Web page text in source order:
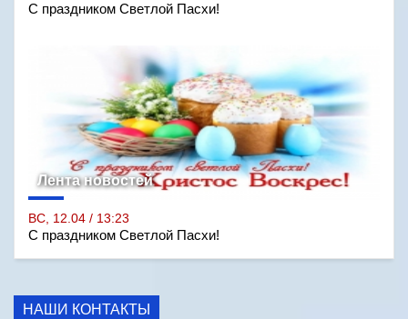
С праздником Светлой Пасхи!
Лента новостей
ВС, 12.04 / 13:23
С праздником Светлой Пасхи!
НАШИ КОНТАКТЫ